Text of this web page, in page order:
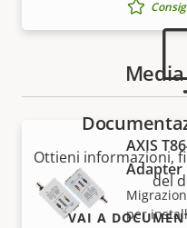
AXIS
Adapter
per
Ottieni informazioni,
del
VAI A